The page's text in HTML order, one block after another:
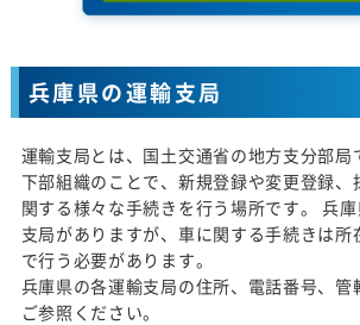
兵庫県の運輸支局
運輸支局とは、国土交通省の地方支分部局
下部組織のことで、新規登録や変更登録、
関する様々な手続きを行う場所です。 兵
支局がありますが、車に関する手続きは所
で行う必要があります。
兵庫県の各運輸支局の住所、電話番号、管
ご参照ください。